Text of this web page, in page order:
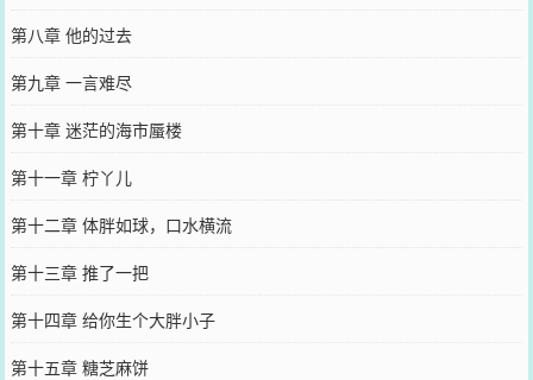
第八章 他的过去
第九章 一言难尽
第十章 迷茫的海市蜃楼
第十一章 柠丫儿
第十二章 体胖如球，口水横流
第十三章 推了一把
第十四章 给你生个大胖小子
第十五章 糖芝麻饼